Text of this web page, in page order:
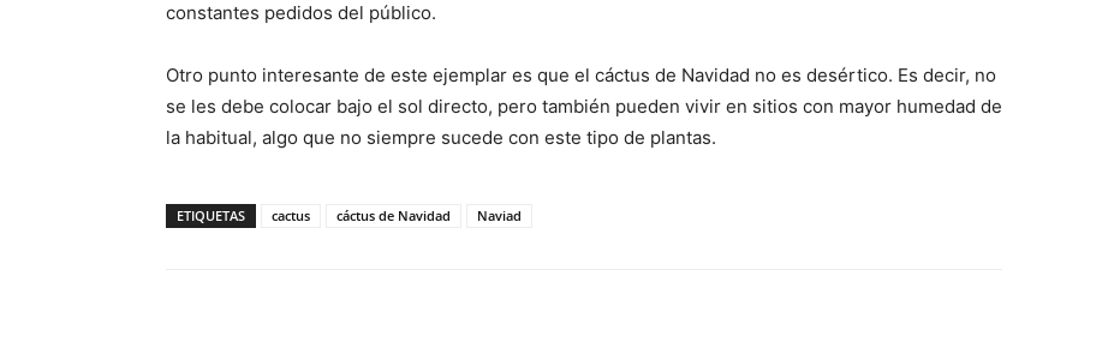
constantes pedidos del público.
Otro punto interesante de este ejemplar es que el cáctus de Navidad no es desértico. Es decir, no
se les debe colocar bajo el sol directo, pero también pueden vivir en sitios con mayor humedad de
la habitual, algo que no siempre sucede con este tipo de plantas.
ETIQUETAS cactus cáctus de Navidad Naviad